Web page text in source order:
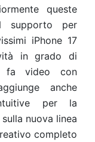
queste
supporto per
iPhone 17
in grado di
video con
anche
per la
nuova linea
completo